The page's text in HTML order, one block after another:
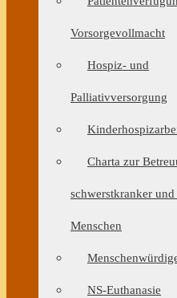
Vorsorgevollmacht
Hospiz- und
Palliativversorgung
Charta zur
schwerstkranker und
Menschen
NS-Euthanasie